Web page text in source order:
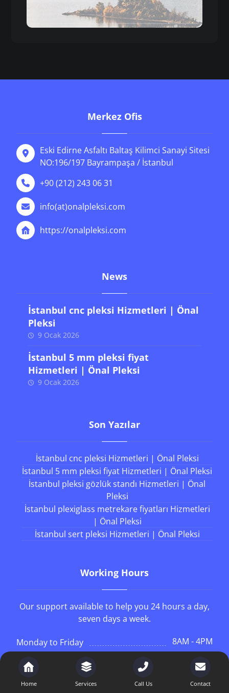
Merkez Ofis
Eski Edirne Asfaltı Baltaş Kilimci Sanayi Sitesi
NO:196/197 Bayrampaşa / İstanbul
+90 (212) 243 06 31
info(at)onalpleksi.com
https://onalpleksi.com
News
İstanbul cnc pleksi Hizmetleri | Önal
Pleksi
9 Ocak 2026
İstanbul 5 mm pleksi fiyat
Hizmetleri | Önal Pleksi
9 Ocak 2026
Son Yazılar
İstanbul cnc pleksi Hizmetleri | Önal Pleksi
İstanbul 5 mm pleksi fiyat Hizmetleri | Önal Pleksi
İstanbul pleksi gözlük standı Hizmetleri | Önal
Pleksi
İstanbul plexiglass metrekare fiyatları Hizmetleri
| Önal Pleksi
İstanbul sert pleksi Hizmetleri | Önal Pleksi
Working Hours
Our support available to help you 24 hours a day,
seven days a week.
Monday to Friday
8AM - 4PM
Saturday
8AM - 1PM
Home Services Call Us Contact